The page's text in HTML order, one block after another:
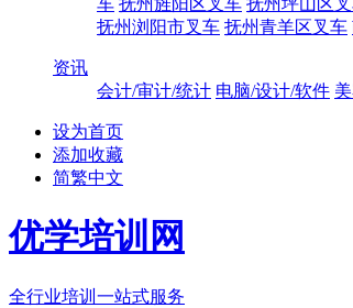
车 抚州旌阳区叉车 抚州坪山区
抚州浏阳市叉车 抚州青羊区叉车
资讯
会计/审计/统计 电脑/设计/软件
设为首页
添加收藏
简繁中文
优学培训网
全行业培训一站式服务